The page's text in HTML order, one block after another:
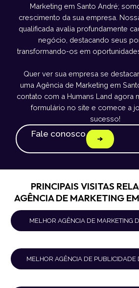
Marketing em Santo André;
crescimento da sua empresa.
qualificada avalia profundamente
negócio, destacando seus
transformando-os em
Quer ver sua empresa se
uma Agência de Marketing em
contato com a Humans Land agora
formulário no site e comece a
sucesso!
Fale conosco
PRINCIPAIS VISITAS
AGÊNCIA DE MARKETING
MELHOR AGÊNCIA DE MARKETING
MELHOR AGÊNCIA DE PUBLICIDADE